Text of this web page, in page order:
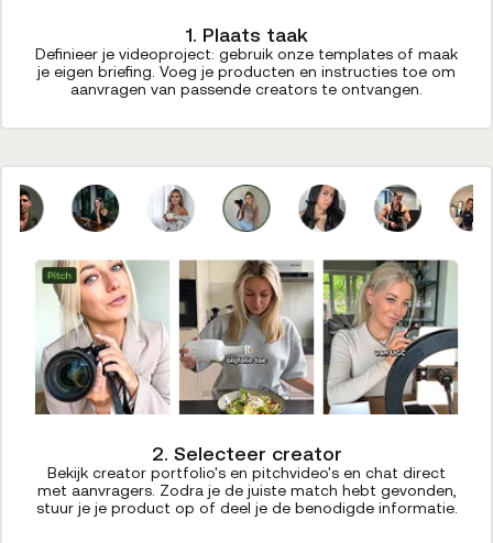
1. Plaats taak
Definieer je videoproject: gebruik onze templates of maak
je eigen briefing. Voeg je producten en instructies toe om
aanvragen van passende creators te ontvangen.
2. Selecteer creator
Bekijk creator portfolio's en pitchvideo's en chat direct
met aanvragers. Zodra je de juiste match hebt gevonden,
stuur je je product op of deel je de benodigde informatie.